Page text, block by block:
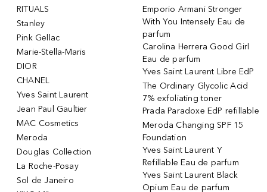
RITUALS
Stanley
Pink Gellac
Marie-Stella-Maris
DIOR
CHANEL
Yves Saint Laurent
Jean Paul Gaultier
MAC Cosmetics
Meroda
Douglas Collection
La Roche-Posay
Sol de Janeiro
Emporio Armani Stronger
With You Intensely Eau de
parfum
Carolina Herrera Good Girl
Eau de parfum
Yves Saint Laurent Libre EdP
The Ordinary Glycolic Acid
7% exfoliating toner
Prada Paradoxe EdP refillable
Meroda Changing SPF 15
Foundation
Yves Saint Laurent Y
Refillable Eau de parfum
Yves Saint Laurent Black
Opium Eau de parfum